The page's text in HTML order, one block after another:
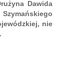
Dawida
nie